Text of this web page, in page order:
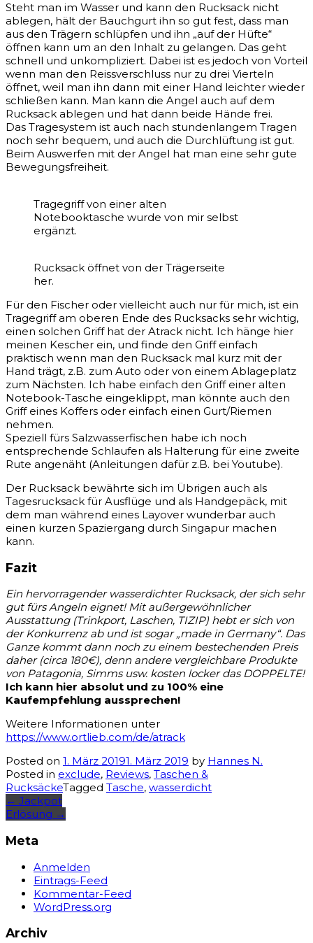
Steht man im Wasser und kann den Rucksack nicht
ablegen, hält der Bauchgurt ihn so gut fest, dass man
aus den Trägern schlüpfen und ihn „auf der Hüfte“
öffnen kann um an den Inhalt zu gelangen. Das geht
schnell und unkompliziert. Dabei ist es jedoch von Vorteil
wenn man den Reissverschluss nur zu drei Vierteln
öffnet, weil man ihn dann mit einer Hand leichter wieder
schließen kann. Man kann die Angel auch auf dem
Rucksack ablegen und hat dann beide Hände frei.
Das Tragesystem ist auch nach stundenlangem Tragen
noch sehr bequem, und auch die Durchlüftung ist gut.
Beim Auswerfen mit der Angel hat man eine sehr gute
Bewegungsfreiheit.
Tragegriff von einer alten
Notebooktasche wurde von mir selbst
ergänzt.
Rucksack öffnet von der Trägerseite
her.
Für den Fischer oder vielleicht auch nur für mich, ist ein
Tragegriff am oberen Ende des Rucksacks sehr wichtig,
einen solchen Griff hat der Atrack nicht. Ich hänge hier
meinen Kescher ein, und finde den Griff einfach
praktisch wenn man den Rucksack mal kurz mit der
Hand trägt, z.B. zum Auto oder von einem Ablageplatz
zum Nächsten. Ich habe einfach den Griff einer alten
Notebook-Tasche eingeklippt, man könnte auch den
Griff eines Koffers oder einfach einen Gurt/Riemen
nehmen.
Speziell fürs Salzwasserfischen habe ich noch
entsprechende Schlaufen als Halterung für eine zweite
Rute angenäht (Anleitungen dafür z.B. bei Youtube).
Der Rucksack bewährte sich im Übrigen auch als
Tagesrucksack für Ausflüge und als Handgepäck, mit
dem man während eines Layover wunderbar auch
einen kurzen Spaziergang durch Singapur machen
kann.
Fazit
Ein hervorragender wasserdichter Rucksack, der sich sehr
gut fürs Angeln eignet! Mit außergewöhnlicher
Ausstattung (Trinkport, Laschen, TIZIP) hebt er sich von
der Konkurrenz ab und ist sogar „made in Germany“. Das
Ganze kommt dann noch zu einem bestechenden Preis
daher (circa 180€), denn andere vergleichbare Produkte
von Patagonia, Simms usw. kosten locker das DOPPELTE!
Ich kann hier absolut und zu 100% eine
Kaufempfehlung aussprechen!
Weitere Informationen unter
https://www.ortlieb.com/de/atrack
Posted on 1. März 20191. März 2019 by Hannes N.
Posted in exclude, Reviews, Taschen &
RucksäckeTagged Tasche, wasserdicht
Post
navigation
← Jackpot
Erlösung →
Meta
Anmelden
Eintrags-Feed
Kommentar-Feed
WordPress.org
Archiv